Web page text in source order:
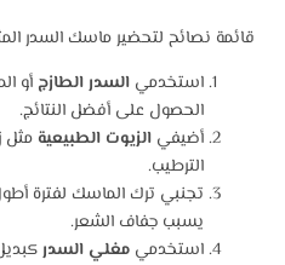
قائمة نصائح لتحضير ماسك السدر
استخدمي السدر الطازج أو
الحصول على أفضل النتائج.
أضيفي الزيوت الطبيعية مثل
الترطيب.
تجنبي ترك الماسك لفترة
يسبب جفاف الشعر.
استخدمي مغلي السدر